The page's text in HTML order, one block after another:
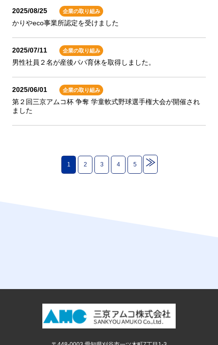
2025/08/25 企業の取り組み
かりやeco事業所認定を受けました
2025/07/11 企業の取り組み
男性社員２名が産後パパ育休を取得しました。
2025/06/01 企業の取り組み
第２回三京アムコ杯 争奪 学童軟式野球選手権大会が開催され
ました
1 2 3 4 5